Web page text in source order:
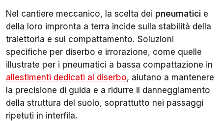
Nel cantiere meccanico, la scelta dei pneumatici e
della loro impronta a terra incide sulla stabilità della
traiettoria e sul compattamento. Soluzioni
specifiche per diserbo e irrorazione, come quelle
illustrate per i pneumatici a bassa compattazione in
allestimenti dedicati al diserbo, aiutano a mantenere
la precisione di guida e a ridurre il danneggiamento
della struttura del suolo, soprattutto nei passaggi
ripetuti in interfila.